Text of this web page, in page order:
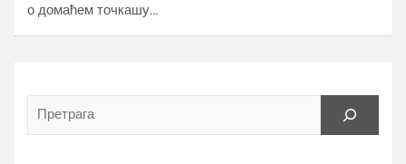
о домаћем точкашу…